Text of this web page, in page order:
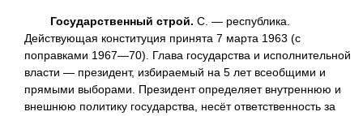
Государственный строй. С. — республика.
Действующая конституция принята 7 марта 1963 (с
поправками 1967—70). Глава государства и исполнительной
власти — президент, избираемый на 5 лет всеобщими и
прямыми выборами. Президент определяет внутреннюю и
внешнюю политику государства, несёт ответственность за